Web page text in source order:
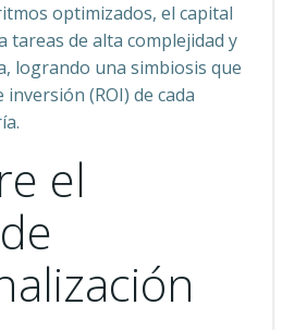
optimizados, el capital
tareas de alta complejidad y
logrando una simbiosis que
(ROI) de cada
el